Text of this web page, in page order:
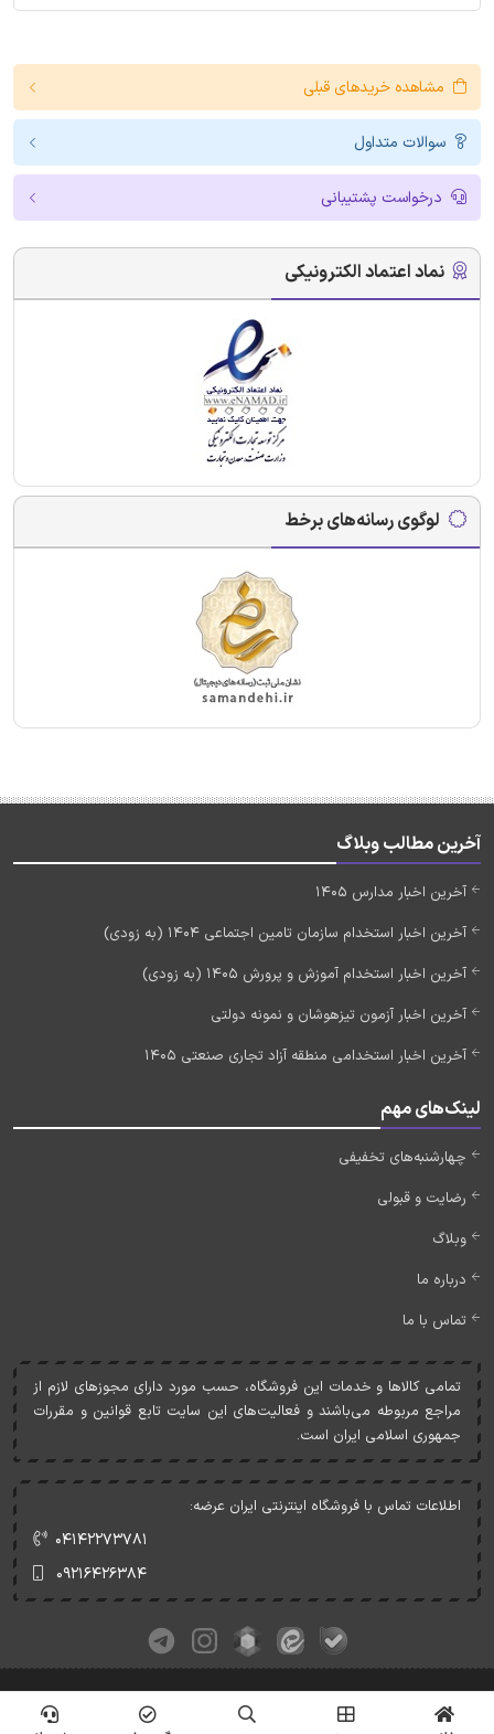
مشاهده خریدهای قبلی
سوالات متداول
درخواست پشتیبانی
نماد اعتماد الکترونیکی
لوگوی رسانه‌های برخط
آخرین مطالب وبلاگ
آخرین اخبار مدارس 1405
آخرین اخبار استخدام سازمان تامین اجتماعی 1404 (به زودی)
آخرین اخبار استخدام آموزش و پرورش 1405 (به زودی)
آخرین اخبار آزمون تیزهوشان و نمونه دولتی
آخرین اخبار استخدامی منطقه آزاد تجاری صنعتی 1405
لینک‌های مهم
چهارشنبه‌های تخفیفی
رضایت و قبولی
وبلاگ
درباره ما
تماس با ما
تمامی کالاها و خدمات اين فروشگاه، حسب مورد دارای مجوزهای لازم از
مراجع مربوطه می‌باشند و فعاليت‌های اين سايت تابع قوانين و مقررات
جمهوری اسلامی ايران است.
اطلاعات تماس با فروشگاه اینترنتی ایران عرضه:
۰۴۱۴۲۲۷۳۷۸۱
۰۹۲۱۶۴۲۶۳۸۴